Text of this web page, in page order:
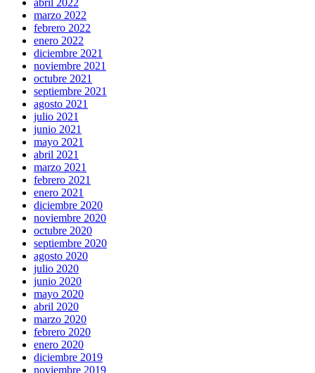
marzo 2022
febrero 2022
enero 2022
diciembre 2021
noviembre 2021
octubre 2021
septiembre 2021
agosto 2021
julio 2021
junio 2021
mayo 2021
abril 2021
marzo 2021
febrero 2021
enero 2021
diciembre 2020
noviembre 2020
octubre 2020
septiembre 2020
agosto 2020
julio 2020
junio 2020
mayo 2020
abril 2020
marzo 2020
febrero 2020
enero 2020
diciembre 2019
noviembre 2019